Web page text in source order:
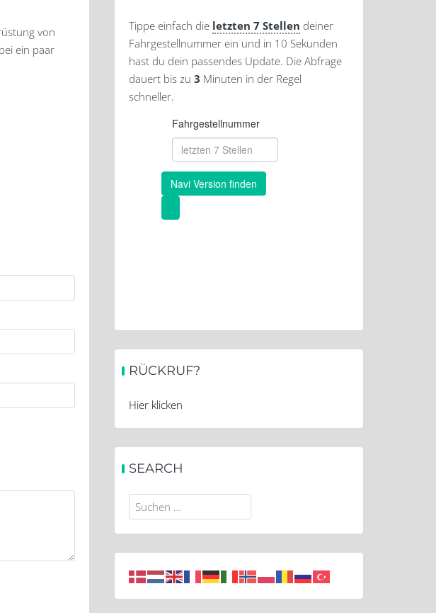
von
ein paar
Tippe einfach die letzten 7 Stellen deiner
Fahrgestellnummer ein und in 10 Sekunden
hast du dein passendes Update. Die Abfrage
dauert bis zu 3 Minuten in der Regel
schneller.
RÜCKRUF?
Hier klicken
SEARCH
Suchen
nach: